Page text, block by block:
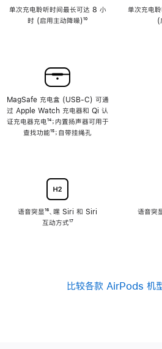
单次充电聆听时间最长可达 8 小
时 (启用主动降噪)脚
¹⁰
MagSafe 充电盒 (USB-C) 可通
过 Apple Watch 充电器和 Qi 认
证充电器充电脚
注
¹⁴；内置扬声器可用于
查找功能脚
¹⁵；自带挂绳孔
语音突显脚
注
¹⁶、嘿 Siri 和 Siri
互动方式脚
¹⁷
单次充电
(
语音突
比较各款 AirPods 机